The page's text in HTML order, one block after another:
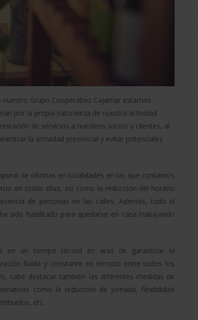
nuestro Grupo Cooperativo Cajamar estamos
por la propia naturaleza de nuestra actividad
de servicios a nuestros socios y clientes, al
la actividad presencial y evitar potenciales
de oficinas en localidades en las que contamos
en todas ellas, así como la reducción del horario
de personas en las calles. Además, todo el
sido habilitado para quedarse en casa trabajando
en un tiempo récord en aras de garantizar la
fluida y constante en remoto entre todos los
cabe destacar también las diferentes medidas de
como la reducción de jornada, flexibilidad
etc.